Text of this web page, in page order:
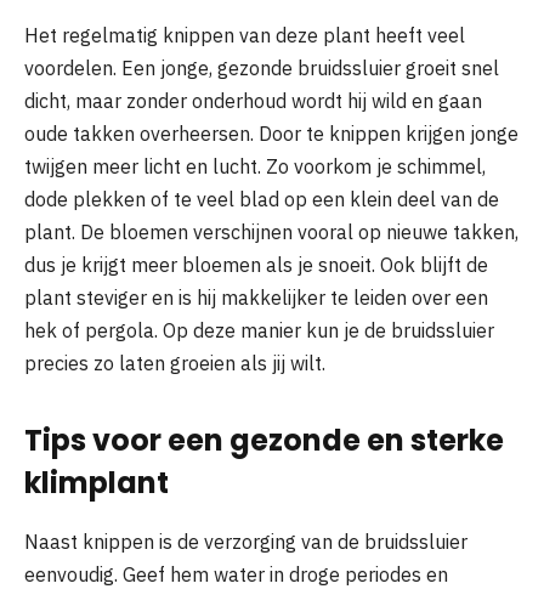
Het regelmatig knippen van deze plant heeft veel
voordelen. Een jonge, gezonde bruidssluier groeit snel
dicht, maar zonder onderhoud wordt hij wild en gaan
oude takken overheersen. Door te knippen krijgen jonge
twijgen meer licht en lucht. Zo voorkom je schimmel,
dode plekken of te veel blad op een klein deel van de
plant. De bloemen verschijnen vooral op nieuwe takken,
dus je krijgt meer bloemen als je snoeit. Ook blijft de
plant steviger en is hij makkelijker te leiden over een
hek of pergola. Op deze manier kun je de bruidssluier
precies zo laten groeien als jij wilt.
Tips voor een gezonde en sterke
klimplant
Naast knippen is de verzorging van de bruidssluier
eenvoudig. Geef hem water in droge periodes en